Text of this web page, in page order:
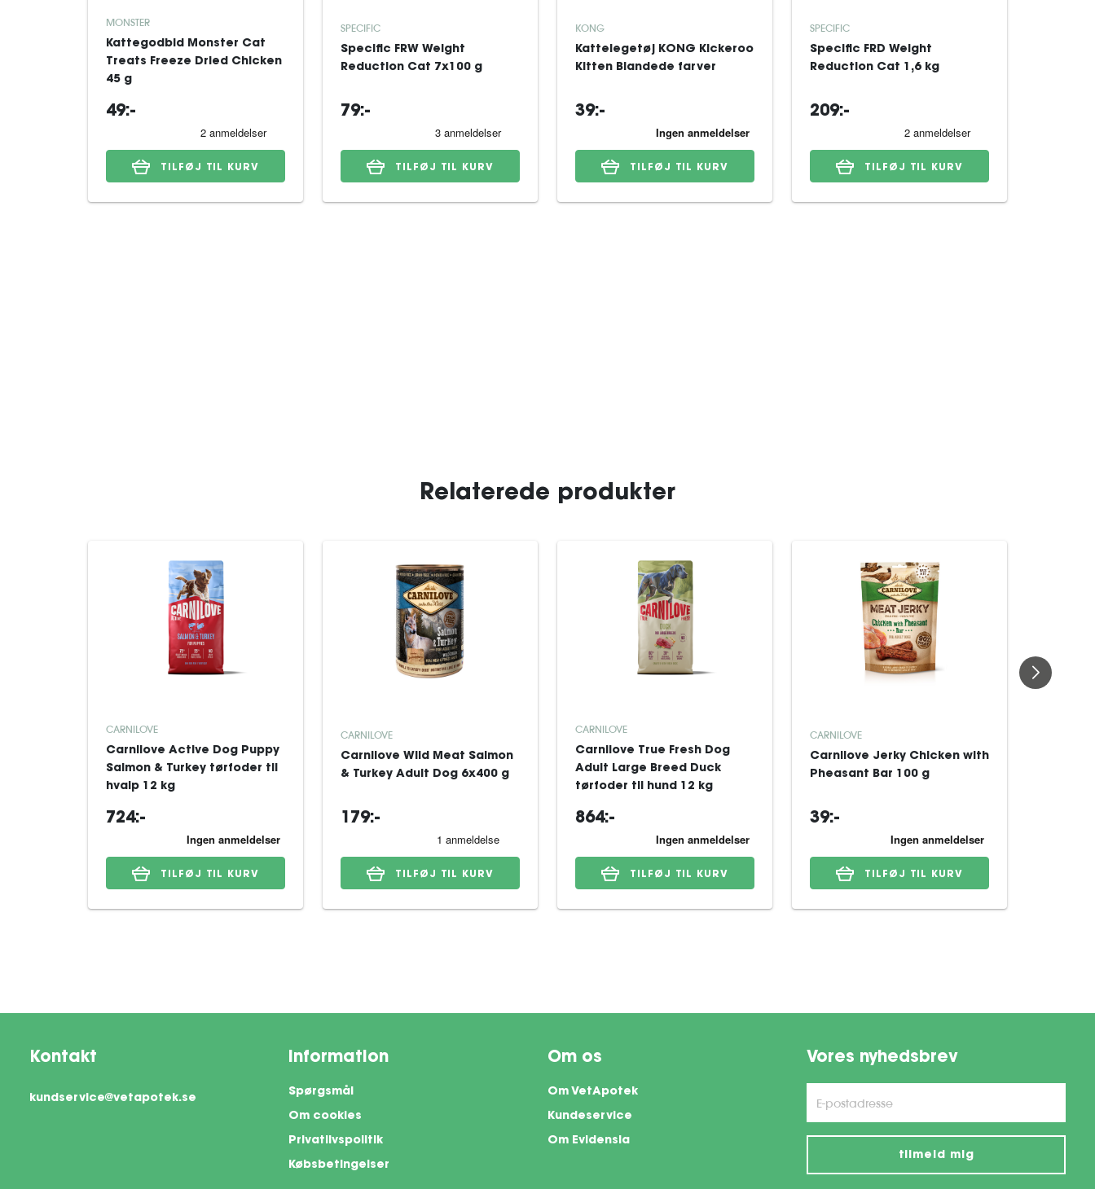
MONSTER
Kattegodbid Monster Cat
Treats Freeze Dried Chicken
45 g
49:-
TILFØJ TIL KURV
SPECIFIC
Specific FRW Weight
Reduction Cat 7x100 g
79:-
TILFØJ TIL KURV
KONG
Kattelegetøj KONG Kickeroo
Kitten Blandede farver
39:-
TILFØJ TIL KURV
SPECIFIC
Specific FRD Weight
Reduction Cat 1,6 kg
209:-
TILFØJ TIL KURV
Relaterede produkter
CARNILOVE
Carnilove Active Dog Puppy
Salmon & Turkey tørfoder til
hvalp 12 kg
724:-
TILFØJ TIL KURV
CARNILOVE
Carnilove Wild Meat Salmon
& Turkey Adult Dog 6x400 g
179:-
TILFØJ TIL KURV
CARNILOVE
Carnilove True Fresh Dog
Adult Large Breed Duck
tørfoder til hund 12 kg
864:-
TILFØJ TIL KURV
CARNILOVE
Carnilove Jerky Chicken with
Pheasant Bar 100 g
39:-
TILFØJ TIL KURV
Kontakt
kundservice@vetapotek.se
Information
Spørgsmål
Om cookies
Privatlivspolitik
Købsbetingelser
Om os
Om VetApotek
Kundeservice
Om Evidensia
Vores nyhedsbrev
tilmeld mig